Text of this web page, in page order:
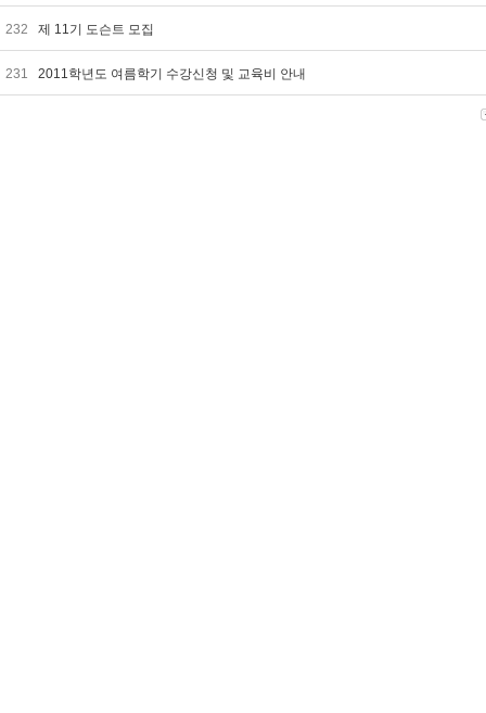
232 제 11기 도슨트 모집
231 2011학년도 여름학기 수강신청 및 교육비 안내